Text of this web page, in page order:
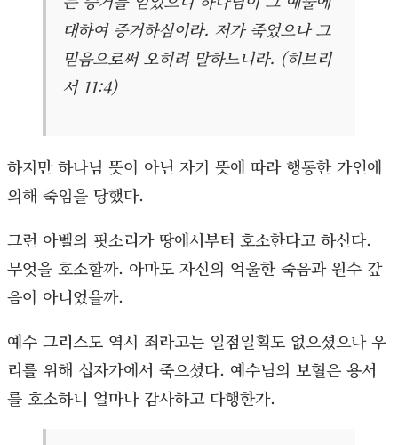
대하여 증거하심이라. 저가 죽었으나 그
믿음으로써 오히려 말하느니라. (히브리
서 11:4)
하지만 하나님 뜻이 아닌 자기 뜻에 따라 행동한 가인에
의해 죽임을 당했다.
그런 아벨의 핏소리가 땅에서부터 호소한다고 하신다.
무엇을 호소할까. 아마도 자신의 억울한 죽음과 원수 갚
음이 아니었을까.
예수 그리스도 역시 죄라고는 일점일획도 없으셨으나 우
리를 위해 십자가에서 죽으셨다. 예수님의 보혈은 용서
를 호소하니 얼마나 감사하고 다행한가.